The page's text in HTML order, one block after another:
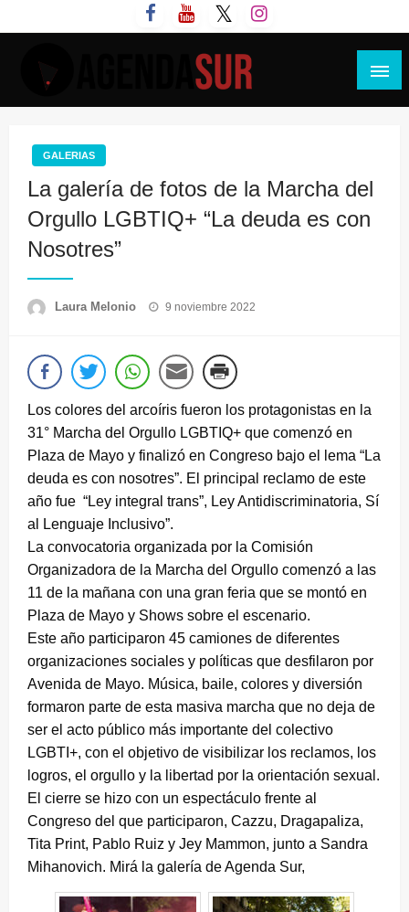
al
GALERIAS
La galería de fotos de la Marcha del
Orgullo LGBTIQ+ “La deuda es con
Nosotres”
Laura Melonio
Publicado
9 noviembre 2022
Los colores del arcoíris fueron los protagonistas en la
31° Marcha del Orgullo LGBTIQ+ que comenzó en
Plaza de Mayo y finalizó en Congreso bajo el lema “La
deuda es con nosotres”. El principal reclamo de este
año fue “Ley integral trans”, Ley Antidiscriminatoria, Sí
al Lenguaje Inclusivo”.
La convocatoria organizada por la Comisión
Organizadora de la Marcha del Orgullo comenzó a las
11 de la mañana con una gran feria que se montó en
Plaza de Mayo y Shows sobre el escenario.
Este año participaron 45 camiones de diferentes
organizaciones sociales y políticas que desfilaron por
Avenida de Mayo. Música, baile, colores y diversión
formaron parte de esta masiva marcha que no deja de
ser el acto público más importante del colectivo
LGBTI+, con el objetivo de visibilizar los reclamos, los
logros, el orgullo y la libertad por la orientación sexual.
El cierre se hizo con un espectáculo frente al
Congreso del que participaron, Cazzu, Dragapaliza,
Tita Print, Pablo Ruiz y Jey Mammon, junto a Sandra
Mihanovich. Mirá la galería de Agenda Sur,